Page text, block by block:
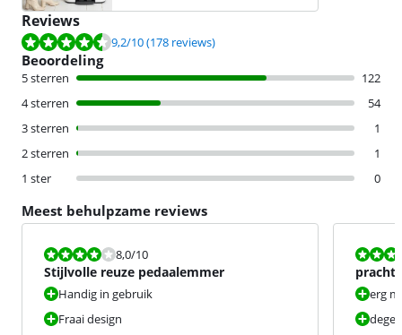
Reviews
Beoordeling is 9,2 van de 10, gebaseerd op 178 reviews.
9,2/10(178 reviews)
Beoordeling
5 sterren
122
4 sterren
54
3 sterren
1
2 sterren
1
1 ster
0
Meest behulpzame reviews
Beoordeling is 8,0 van de 10.
8,0/10
Stijlvolle reuze pedaalemmer
Handig in gebruik
Fraai design
erg